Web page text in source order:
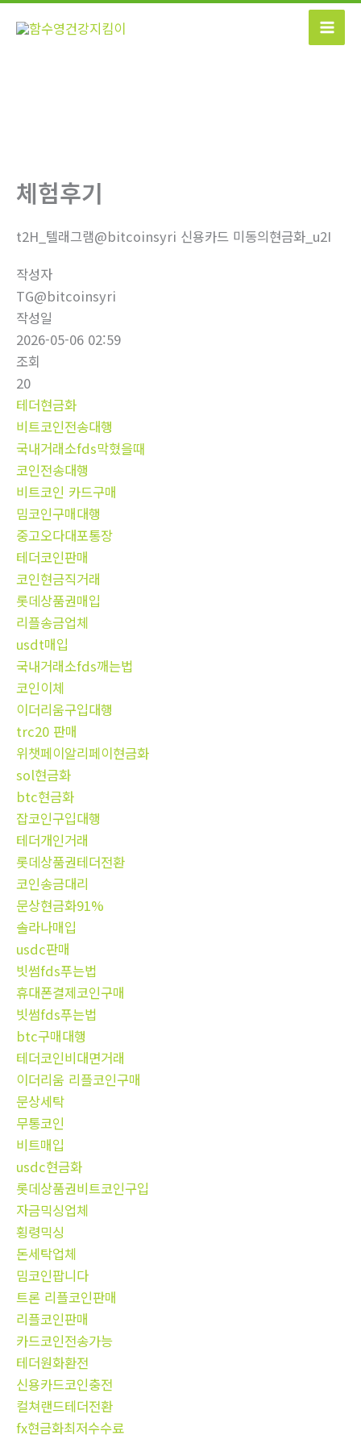
콘
체험후기
t2H_텔래그램@bitcoinsyri 신용카드 미동의현금화_u2I
작성자
TG@bitcoinsyri
작성일
2026-05-06 02:59
조회
20
테더현금화
비트코인전송대행
국내거래소fds막혔을때
코인전송대행
비트코인 카드구매
밈코인구매대행
중고오다대포통장
테더코인판매
코인현금직거래
롯데상품권매입
리플송금업체
usdt매입
국내거래소fds깨는법
코인이체
이더리움구입대행
trc20 판매
위챗페이알리페이현금화
sol현금화
btc현금화
잡코인구입대행
테더개인거래
롯데상품권테더전환
코인송금대리
문상현금화91%
솔라나매입
usdc판매
빗썸fds푸는법
휴대폰결제코인구매
빗썸fds푸는법
btc구매대행
테더코인비대면거래
이더리움 리플코인구매
문상세탁
무통코인
비트매입
usdc현금화
롯데상품권비트코인구입
자금믹싱업체
횡령믹싱
돈세탁업체
밈코인팝니다
트론 리플코인판매
리플코인판매
카드코인전송가능
테더원화환전
신용카드코인충전
컬쳐랜드테더전환
fx현금화최저수수료